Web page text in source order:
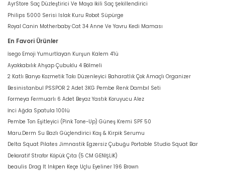
AyrStore Saç Düzleştirici Ve Maşa İkili Saç Şekillendirici
Philips 5000 Serisi Islak Kuru Robot Süpürge
Royal Canin Motherbaby Cat 34 Anne Ve Yavru Kedi Maması
En Favori Ürünler
İsego Emoji Yumurtlayan Kurşun Kalem 4'lü
Ayakkabılık Ahşap Çubuklu 4 Bölmeli
2 Katlı Banyo Kozmetik Takı Düzenleyici Baharatlık Çok Amaçlı Organizer
Besinistanbul PSSPOR 2 Adet 3KG Pembe Renk Dambıl Seti
Formeya Fermuarlı 6 Adet Beyaz Yastık Koruyucu Alez
İnci Ağda Spatula 100lü
Pembe Ton Eşitleyici (Pink Tone-Up) Güneş Kremi SPF 50
Maru.Derm Su Bazlı Güçlendirici Kaş & Kirpik Serumu
Delta Squat Pilates Jimnastik Egzersiz Çubuğu Portable Studio Squat Bar
Dekoratif Strafor Köpük Çıta (5 CM GENİŞLİK)
beaulis Drag It Inkpen Keçe Uçlu Eyeliner 196 Brown